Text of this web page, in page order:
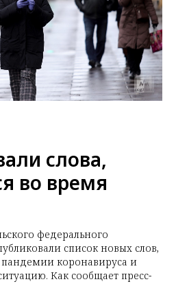
слова,
во время
федерального
список новых слов,
коронавируса и
Как сообщает пресс-